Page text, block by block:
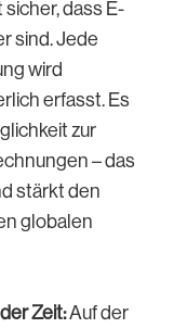
dass E-
sind. Jede
wird
erfasst. Es
zur
– das
stärkt den
globalen
Zeit:Auf der